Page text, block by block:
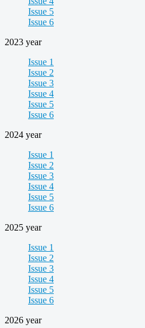
Issue 5
Issue 6
2023 year
Issue 1
Issue 2
Issue 3
Issue 4
Issue 5
Issue 6
2024 year
Issue 1
Issue 2
Issue 3
Issue 4
Issue 5
Issue 6
2025 year
Issue 1
Issue 2
Issue 3
Issue 4
Issue 5
Issue 6
2026 year